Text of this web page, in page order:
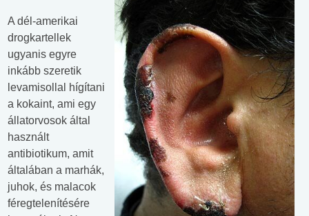
A dél-amerikai
drogkartellek
ugyanis egyre
inkább szeretik
levamisollal hígítani
a kokaint, ami egy
állatorvosok által
használt
antibiotikum, amit
általában a marhák,
juhok, és malacok
féregtelenítésére